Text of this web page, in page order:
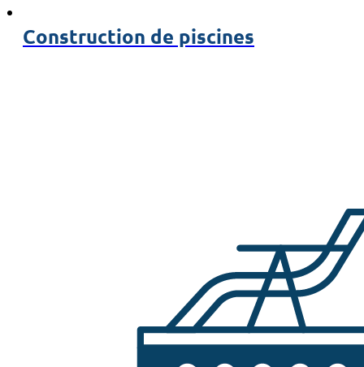
Construction de piscines